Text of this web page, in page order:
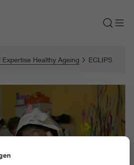
Expertise Healthy Ageing ECLIPS